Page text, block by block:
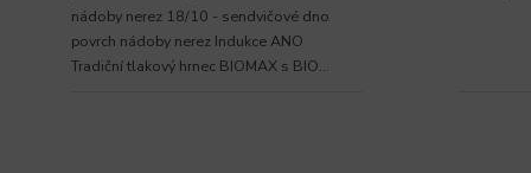
nádoby nerez 18/10 - sendvičové dno
povrch nádoby nerez Indukce ANO
Tradiční tlakový hrnec BIOMAX s BIO...